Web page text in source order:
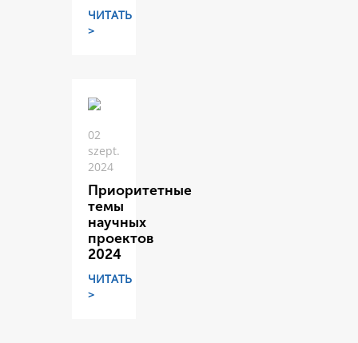
ЧИТАТЬ
>
02
szept.
2024
Приоритетные
темы
научных
проектов
2024
ЧИТАТЬ
>